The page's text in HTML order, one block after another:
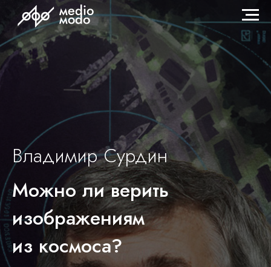
Владимир Сурдин
Можно ли верить
изображениям
из космоса?